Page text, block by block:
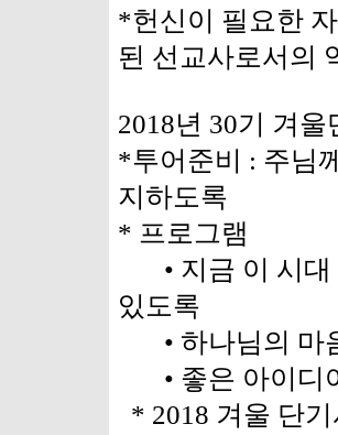
*헌신이 필요한
된 선교사로서의
2018년 30기 겨울
*투어준비 : 주님
지하도록
* 프로그램
• 지금 이 시대
있도록
• 하나님의 마
• 좋은 아이디
* 2018 겨울 단